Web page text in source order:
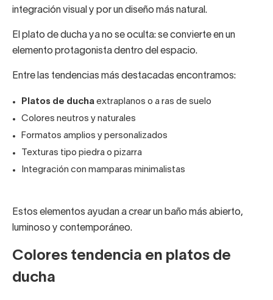
integración visual y por un diseño más natural.
El plato de ducha ya no se oculta: se convierte en un
elemento protagonista dentro del espacio.
Entre las tendencias más destacadas encontramos:
Platos de ducha extraplanos o a ras de suelo
Colores neutros y naturales
Formatos amplios y personalizados
Texturas tipo piedra o pizarra
Integración con mamparas minimalistas
Estos elementos ayudan a crear un baño más abierto,
luminoso y contemporáneo.
Colores tendencia en platos de
ducha